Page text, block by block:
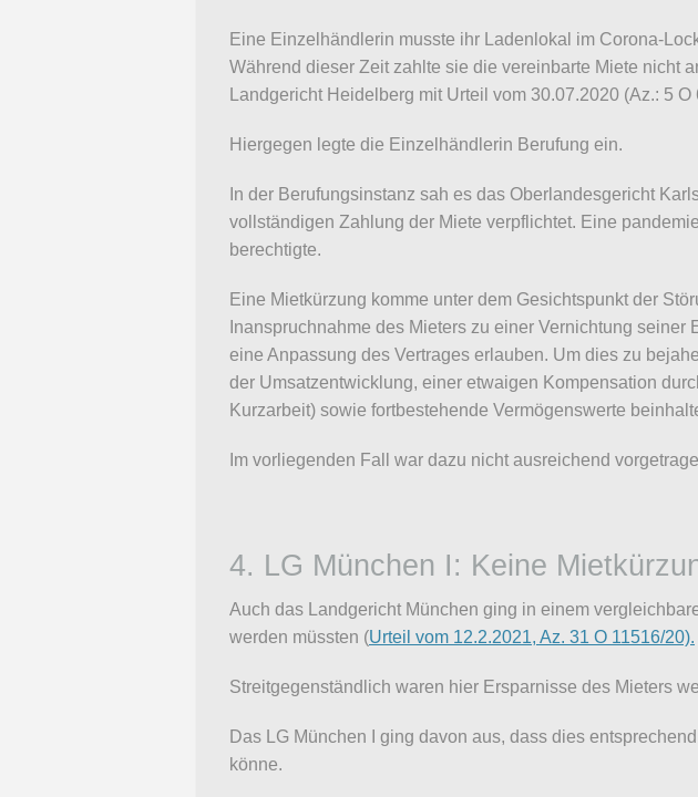
Eine Einzelhändlerin musste ihr Ladenlokal im Corona-
Während dieser Zeit zahlte sie die vereinbarte Miete nicht
Landgericht Heidelberg mit Urteil vom 30.07.2020 (Az.: 5 O
Hiergegen legte die Einzelhändlerin Berufung ein.
In der Berufungsinstanz sah es das Oberlandesgericht
vollständigen Zahlung der Miete verpflichtet. Eine
berechtigte.
Eine Mietkürzung komme unter dem Gesichtspunkt der
Inanspruchnahme des Mieters zu einer Vernichtung
eine Anpassung des Vertrages erlauben. Um dies zu
der Umsatzentwicklung, einer etwaigen Kompensation
Kurzarbeit) sowie fortbestehende Vermögenswerte
Im vorliegenden Fall war dazu nicht ausreichend
4. LG München I: Keine
Auch das Landgericht München ging in einem
werden müssten (Urteil vom 12.2.2021, Az. 31 O 11516/20).
Streitgegenständlich waren hier Ersparnisse des Mieters
Das LG München I ging davon aus, dass dies
könne.